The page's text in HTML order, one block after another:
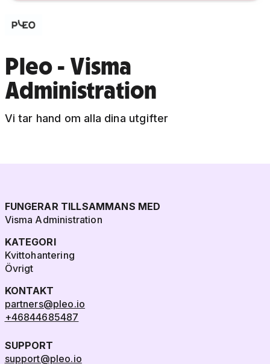
Pleo - Visma
Administration
Vi tar hand om alla dina utgifter
FUNGERAR TILLSAMMANS MED
Visma Administration
KATEGORI
Kvittohantering
Övrigt
KONTAKT
partners@pleo.io
+46844685487
SUPPORT
support@pleo.io